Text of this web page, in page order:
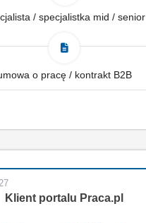
/ specjalistka mid / senior
o pracę / kontrakt B2B
Klient portalu Praca.pl